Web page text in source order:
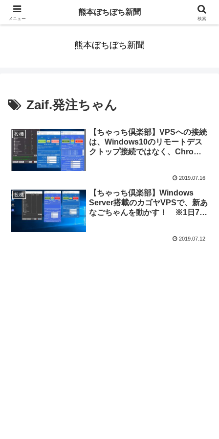
みんなまだ気づかずすごしていたんだわ。ずっといっしょに歩いてゆけるっ
熊本ぼちぼち新聞
Zaif.発注ちゃん
投機
【ちゃっち倶楽部】VPSへの接続
は、Windows10のリモートデス
クトップ接続ではなく、Chrome
カゴヤVPSで新あなごちゃん【ゆ
るゆる投機的行動44】
2019.07.16
投機
【ちゃっち倶楽部】Windows
Server搭載のカゴヤVPSで、新あ
なごちゃんを動かす！ ※1日78
2019.07.12
メニュー
熊本ぼちぼち新聞
検索